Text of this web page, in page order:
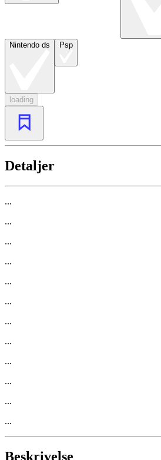
Nintendo ds Psp
loading
Detaljer
...
...
...
...
...
...
...
...
...
...
...
...
Beskrivelse